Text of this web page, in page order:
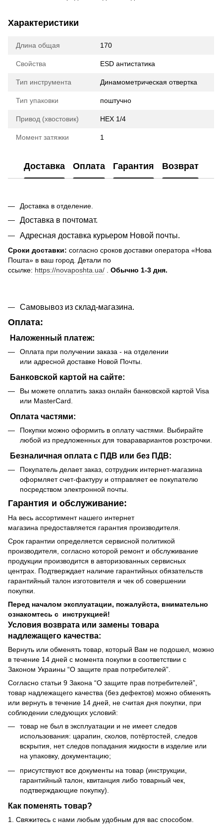
Характеристики
Длина общая 170
Свойства ESD антистатика
Тип инструмента Динамометрическая отвертка
Тип упаковки поштучно
Привод (хвостовик) HEX 1/4
Момент затяжки 1
Доставка Оплата Гарантия Возврат
Доставка в отделение.
Доставка в почтомат.
Адресная доставка курьером Новой почты.
Сроки доставки: согласно сроков доставки оператора «Нова
Пошта» в ваш город. Детали по
ссылке: https://novaposhta.ua/ Обычно 1-3 дня.
Самовывоз из склад-магазина.
Оплата:
Наложенный платеж:
Оплата при получении заказа - на отделении
или адресной доставке Новой Почты.
Банковской картой на сайте:
Вы можете оплатить заказ онлайн банковской картой Visa
или MasterCard.
Оплата частями:
Покупки можно оформить в оплату частями. Выбирайте
любой из предложенных для товаравариантов розстрочки.
Безналичная оплата с ПДВ или без ПДВ:
Покупатель делает заказ, сотрудник интернет-магазина
оформляет счет-фактуру и отправляет ее покупателю
посредством электронной почты.
Гарантия и обслуживание:
На весь ассортимент нашего интернет
магазина предоставляется гарантия производителя.
Срок гарантии определяется сервисной политикой
производителя, согласно которой ремонт и обслуживание
продукции производится в авторизованных сервисных
центрах. Подтверждает наличие гарантийных обязательств
гарантийный талон изготовителя и чек об совершении
покупки.
Перед началом эксплуатации, пожалуйста, внимательно
ознакомтесь с инструкцией!
Условия возврата или замены товара
надлежащего качества:
Вернуть или обменять товар, который Вам не подошел, можно
в течение 14 дней с момента покупки в соответствии с
Законом Украины “О защите прав потребителей”.
Согласно статьи 9 Закона “О защите прав потребителей”,
товар надлежащего качества (без дефектов) можно обменять
или вернуть в течение 14 дней, не считая дня покупки, при
соблюдении следующих условий:
товар не был в эксплуатации и не имеет следов
использования: царапин, сколов, потёртостей, следов
вскрытия, нет следов попадания жидкости в изделие или
на упаковку, документацию;
присутствуют все документы на товар (инструкции,
гарантийный талон, квитанция либо товарный чек,
подтверждающие покупку).
Как поменять товар?
1. Свяжитесь с нами любым удобным для вас способом.